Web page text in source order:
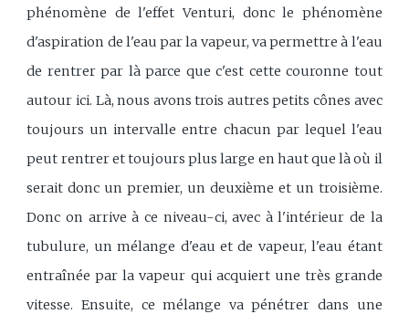
phénomène de l'effet Venturi, donc le phénomène
d'aspiration de l'eau par la vapeur, va permettre à l'eau
de rentrer par là parce que c'est cette couronne tout
autour ici. Là, nous avons trois autres petits cônes avec
toujours un intervalle entre chacun par lequel l'eau
peut rentrer et toujours plus large en haut que là où il
serait donc un premier, un deuxième et un troisième.
Donc on arrive à ce niveau-ci, avec à l'intérieur de la
tubulure, un mélange d'eau et de vapeur, l'eau étant
entraînée par la vapeur qui acquiert une très grande
vitesse. Ensuite, ce mélange va pénétrer dans une